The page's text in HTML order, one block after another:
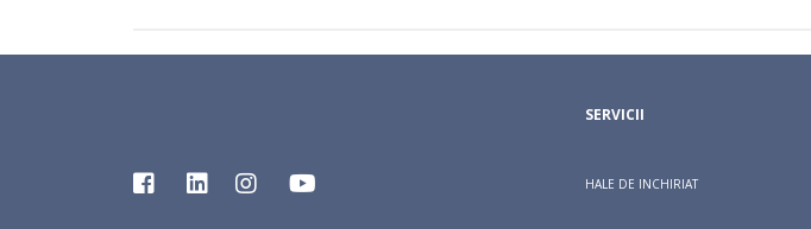
SERVICII
HALE DE INCHIRIAT